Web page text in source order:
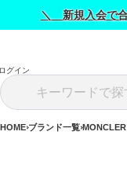
＼ 新規入会で
グイン
HOME ブランド一覧